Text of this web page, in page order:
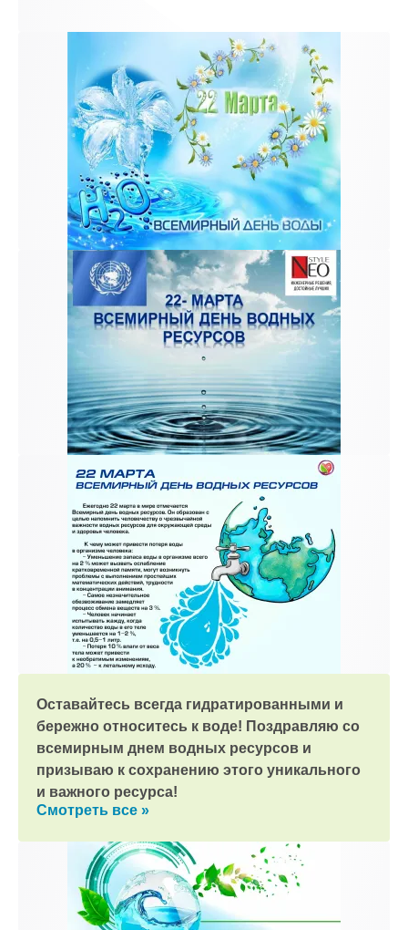
Оставайтесь всегда гидратированными и
бережно относитесь к воде! Поздравляю со
всемирным днем водных ресурсов и
призываю к сохранению этого уникального
и важного ресурса!
Смотреть все »